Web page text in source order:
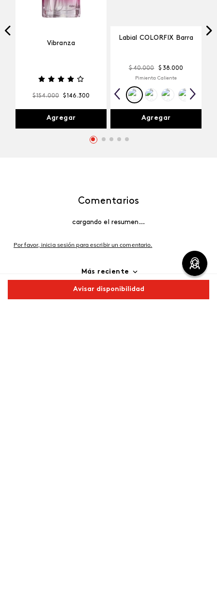
Avisar disponibilidad
Vibranza
$154.000 $146 .300
Agregar
Labial COLORFIX Barra
$ 40.000 $ 38.000
Pimienta Caliente
Agregar
Comentarios
cargando el resumen…
Por favor, inicia sesión para escribir un comentario.
Más reciente